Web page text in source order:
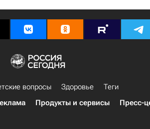
вопросы Здоровье
Теги
Продукты и сервисы Пресс-